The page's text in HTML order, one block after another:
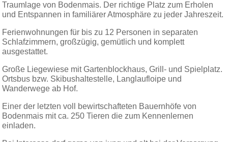
Traumlage von Bodenmais. Der richtige Platz zum Erholen
und Entspannen in familiärer Atmosphäre zu jeder Jahreszeit.
Ferienwohnungen für bis zu 12 Personen in separaten
Schlafzimmern, großzügig, gemütlich und komplett
ausgestattet.
Große Liegewiese mit Gartenblockhaus, Grill- und Spielplatz.
Ortsbus bzw. Skibushaltestelle, Langlaufloipe und
Wanderwege ab Hof.
Einer der letzten voll bewirtschafteten Bauernhöfe von
Bodenmais mit ca. 250 Tieren die zum Kennenlernen
einladen.